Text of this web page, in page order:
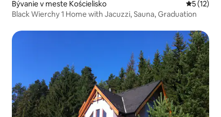
Bývanie v meste Kościelisko
5 (12)
Black Wierchy 1 Home with Jacuzzi, Sauna, Graduation